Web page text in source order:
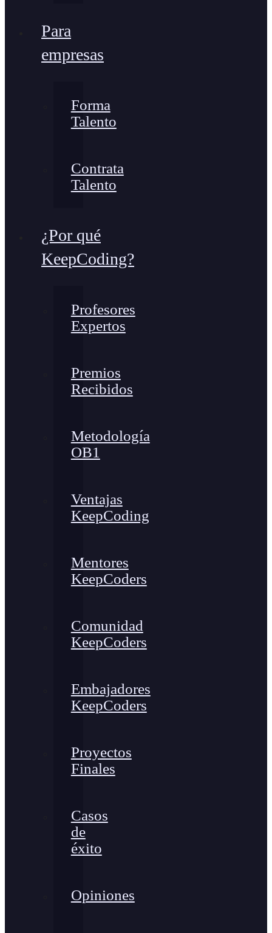
Para
empresas
Forma
Talento
Contrata
Talento
¿Por qué
KeepCoding?
Profesores
Expertos
Premios
Recibidos
Metodología
OB1
Ventajas
KeepCoding
Mentores
KeepCoders
Comunidad
KeepCoders
Embajadores
KeepCoders
Proyectos
Finales
Casos
de
éxito
Opiniones